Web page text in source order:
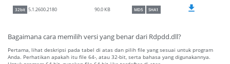
32bit 5.1.2600.2180 90.0 KB MD5 SHA1
Bagaimana cara memilih versi yang benar dari Rdpdd.dll?
Pertama, lihat deskripsi pada tabel di atas dan pilih file yang sesuai untuk program
Anda. Perhatikan apakah itu file 64-, atau 32-bit, serta bahasa yang digunakannya.